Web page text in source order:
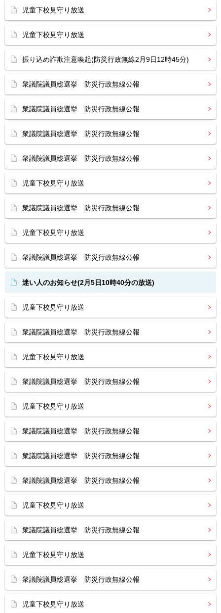
児童下校見守り放送
児童下校見守り放送
振り込め詐欺注意喚起(防災行政無線2月9日12時45分)
衆議院議員総選挙 防災行政無線公報
衆議院議員総選挙 防災行政無線公報
衆議院議員総選挙 防災行政無線公報
衆議院議員総選挙 防災行政無線公報
児童下校見守り放送
衆議院議員総選挙 防災行政無線公報
児童下校見守り放送
衆議院議員総選挙 防災行政無線公報
迷い人のお知らせ(2月5日10時40分の放送)
児童下校見守り放送
衆議院議員総選挙 防災行政無線公報
児童下校見守り放送
衆議院議員総選挙 防災行政無線公報
児童下校見守り放送
衆議院議員総選挙 防災行政無線公報
衆議院議員総選挙 防災行政無線公報
衆議院議員総選挙 防災行政無線公報
児童下校見守り放送
衆議院議員総選挙 防災行政無線公報
児童下校見守り放送
衆議院議員総選挙 防災行政無線公報
児童下校見守り放送